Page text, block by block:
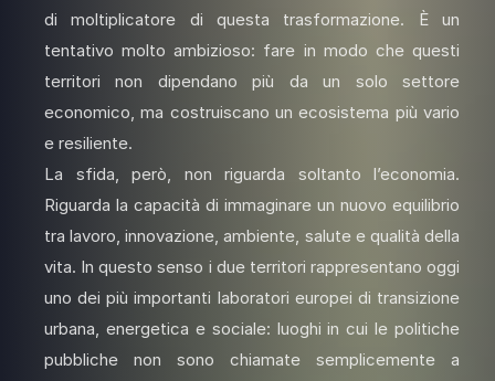
di moltiplicatore di questa trasformazione. È un
tentativo molto ambizioso: fare in modo che questi
territori non dipendano più da un solo settore
economico, ma costruiscano un ecosistema più vario
e resiliente.
La sfida, però, non riguarda soltanto l’economia.
Riguarda la capacità di immaginare un nuovo equilibrio
tra lavoro, innovazione, ambiente, salute e qualità della
vita. In questo senso i due territori rappresentano oggi
uno dei più importanti laboratori europei di transizione
urbana, energetica e sociale: luoghi in cui le politiche
pubbliche non sono chiamate semplicemente a